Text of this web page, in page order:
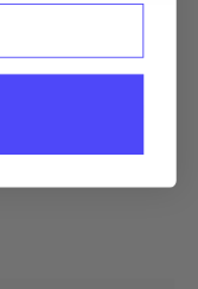
for mod, god